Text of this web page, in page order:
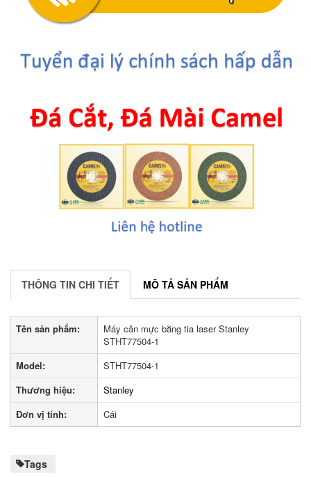
THÔNG TIN CHI TIẾT MÔ TẢ SẢN PHẨM
Tên sản phẩm:
Máy cân mực bằng tia laser Stanley
STHT77504-1
Model:
STHT77504-1
Thương hiệu:
Stanley
Đơn vị tính:
Cái
Tags